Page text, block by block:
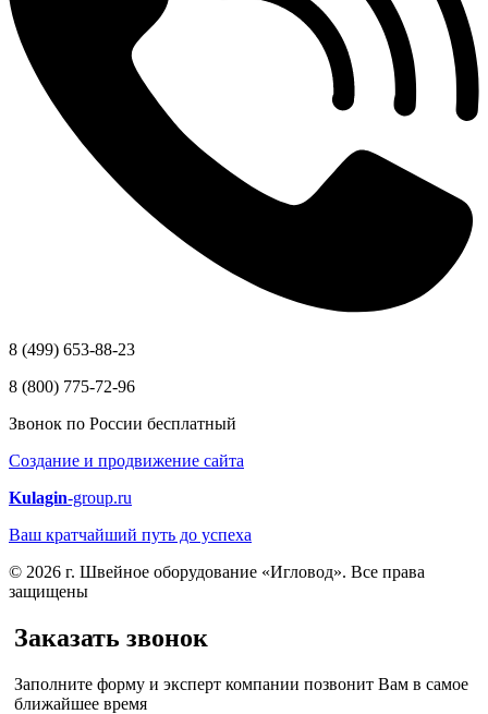
8 (499) 653-88-23
8 (800) 775-72-96
Звонок по России бесплатный
Создание и продвижение сайта
Kulagin-group.ru
Ваш кратчайший путь до успеха
© 2026 г. Швейное оборудование «Игловод». Все права
защищены
Заказать звонок
Заполните форму и эксперт компании позвонит Вам в самое
ближайшее время